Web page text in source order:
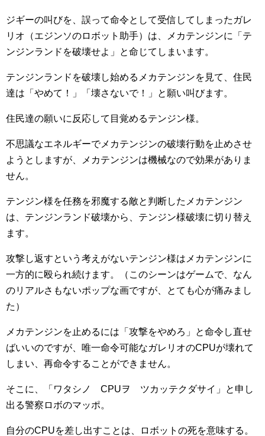
ジギーの叫びを、誤って命令として受信してしまったガレ
リオ（エジンソのロボット助手）は、メカテンジンに「テ
ンジンランドを破壊せよ」と命じてしまいます。
テンジンランドを破壊し始めるメカテンジンを見て、住民
達は「やめて！」「壊さないで！」と願い叫びます。
住民達の願いに反応して目覚めるテンジン様。
不思議なエネルギーでメカテンジンの破壊行動を止めさせ
ようとしますが、メカテンジンは機械なので効果がありま
せん。
テンジン様を任務を邪魔する敵と判断したメカテンジン
は、テンジンランド破壊から、テンジン様破壊に切り替え
ます。
攻撃し返すという考えがないテンジン様はメカテンジンに
一方的に殴られ続けます。（このシーンはゲームで、なん
のリアルさもないポップな画ですが、とても心が痛みまし
た）
メカテンジンを止めるには「攻撃をやめろ」と命令し直せ
ばいいのですが、唯一命令可能なガレリオのCPUが壊れて
しまい、再命令することができません。
そこに、「ワタシノ CPUヲ ツカッテクダサイ」と申し
出る警察ロボのマッポ。
自分のCPUを差し出すことは、ロボットの死を意味する。